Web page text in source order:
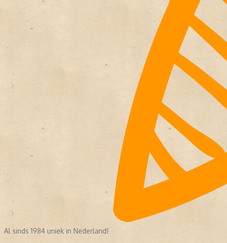
Al sinds 1984 uniek in Nederland!